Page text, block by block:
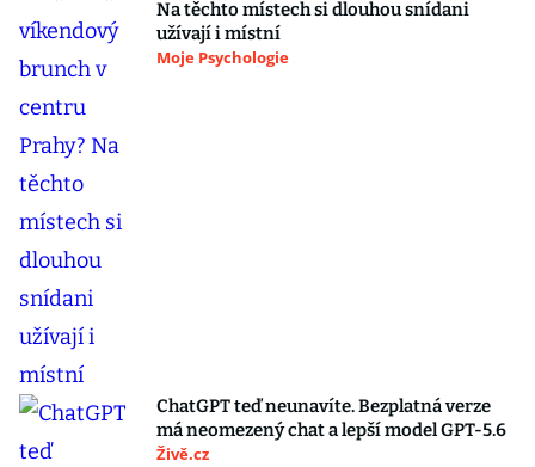
Na těchto místech si dlouhou snídani
užívají i místní
Moje Psychologie
ChatGPT teď neunavíte. Bezplatná verze
má neomezený chat a lepší model GPT-5.6
Živě.cz